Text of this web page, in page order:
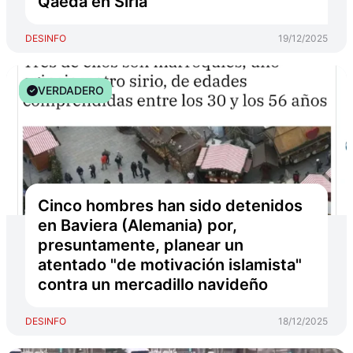
DESINFO 19/12/2025
VERDADERO
Cinco hombres han sido detenidos
en Baviera (Alemania) por,
presuntamente, planear un
atentado "de motivación islamista"
contra un mercadillo navideño
DESINFO 18/12/2025